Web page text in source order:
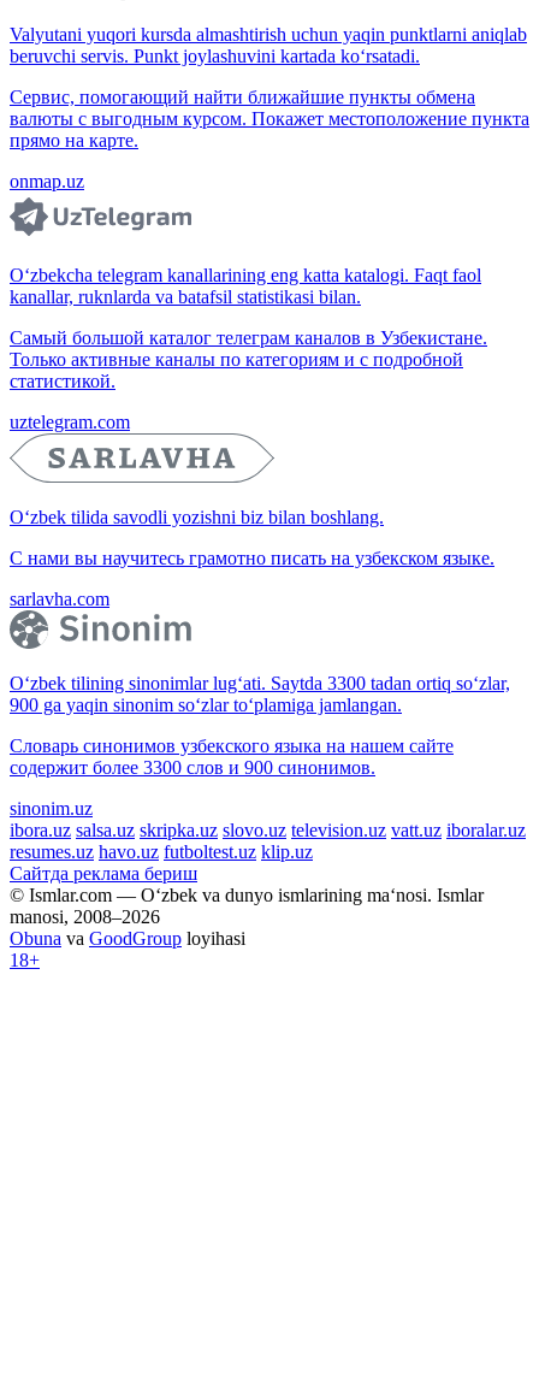
Valyutani yuqori kursda almashtirish uchun yaqin punktlarni aniqlab
beruvchi servis. Punkt joylashuvini kartada ko‘rsatadi.
Сервис, помогающий найти ближайшие пункты обмена
валюты с выгодным курсом. Покажет местоположение пункта
прямо на карте.
onmap.uz
O‘zbekcha telegram kanallarining eng katta katalogi. Faqt faol
kanallar, ruknlarda va batafsil statistikasi bilan.
Самый большой каталог телеграм каналов в Узбекистане.
Только активные каналы по категориям и с подробной
статистикой.
uztelegram.com
O‘zbek tilida savodli yozishni biz bilan boshlang.
С нами вы научитесь грамотно писать на узбекском языке.
sarlavha.com
O‘zbek tilining sinonimlar lug‘ati. Saytda 3300 tadan ortiq so‘zlar,
900 ga yaqin sinonim so‘zlar to‘plamiga jamlangan.
Словарь синонимов узбекского языка на нашем сайте
содержит более 3300 слов и 900 синонимов.
sinonim.uz
ibora.uz salsa.uz skripka.uz slovo.uz television.uz vatt.uz iboralar.uz
resumes.uz havo.uz futboltest.uz klip.uz
Сайтда реклама бериш
© Ismlar.com — O‘zbek va dunyo ismlarining ma‘nosi. Ismlar
manosi, 2008–2026
Obuna va GoodGroup loyihasi
18+